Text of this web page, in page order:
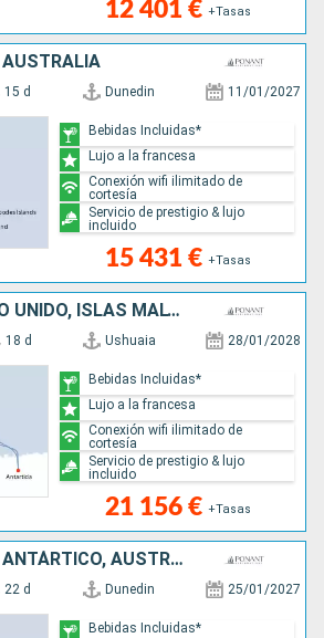
12 401 € +Tasas
15 d Dunedin 11/01/2027
15 431 € +Tasas
Bebidas Incluidas*
Lujo a la francesa
Conexión wifi ilimitado de
cortesía
Servicio de prestigio & lujo
incluido
ARGENTINA, REINO UNIDO, ISLAS MALVINAS, ANTÁRTICO
18 d Ushuaia 28/01/2028
21 156 € +Tasas
Bebidas Incluidas*
Lujo a la francesa
Conexión wifi ilimitado de
cortesía
Servicio de prestigio & lujo
incluido
NUEVA ZELANDA, ANTÁRTICO, AUSTRALIA
22 d Dunedin 25/01/2027
Bebidas Incluidas*